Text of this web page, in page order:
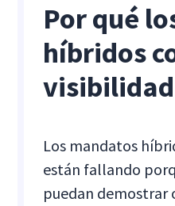
Por qué
híbridos
visibilidad
Los mandatos
están fallando
puedan demostrar